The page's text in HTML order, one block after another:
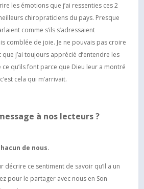
les émotions que j’ai ressenties ces 2
chiropraticiens du pays. Presque
comme s’ils s’adressaient
comblée de joie. Je ne pouvais pas croire
j’ai toujours apprécié d’entendre les
qu’ils font parce que Dieu leur a montré
cela qui m’arrivait.
à nos lecteurs ?
de nous.
décrire ce sentiment de savoir qu’Il a un
pour le partager avec nous en Son